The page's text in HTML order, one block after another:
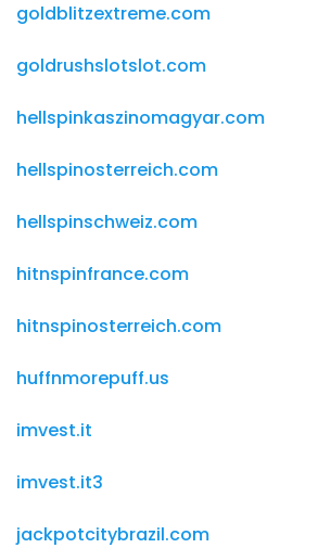
goldblitzextreme.com
goldrushslotslot.com
hellspinkaszinomagyar.com
hellspinosterreich.com
hellspinschweiz.com
hitnspinfrance.com
hitnspinosterreich.com
huffnmorepuff.us
imvest.it
imvest.it3
jackpotcitybrazil.com